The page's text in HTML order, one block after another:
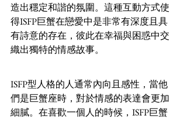
造出穩定和諧的氛圍。這種互動方式使
得ISFP巨蟹在戀愛中是非常有深度且具
有詩意的存在，彼此在幸福與困惑中交
織出獨特的情感故事。
ISFP型人格的人通常內向且感性，當他
們是巨蟹座時，對於情感的表達會更加
細膩。在喜歡一個人的時候，ISFP巨蟹